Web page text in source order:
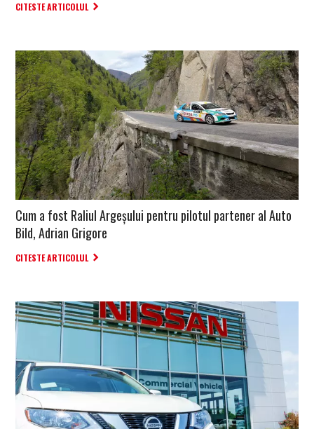
CITESTE ARTICOLUL
Cum a fost Raliul Argeșului pentru pilotul partener al Auto
Bild, Adrian Grigore
CITESTE ARTICOLUL